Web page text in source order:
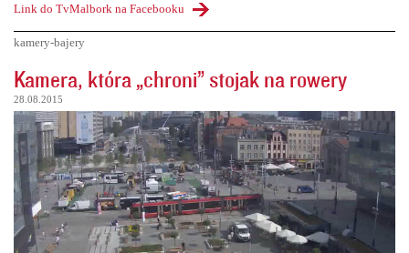
Link do TvMalbork na Facebooku
kamery-bajery
Kamera, która „chroni” stojak na rowery
28.08.2015